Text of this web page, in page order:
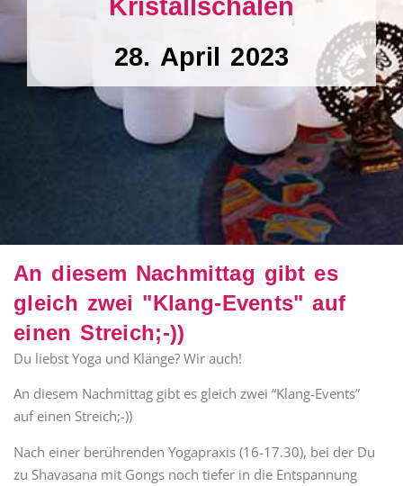
Kristallschalen
28. April 2023
An diesem Nachmittag gibt es
gleich zwei "Klang-Events" auf
einen Streich;-))
Du liebst Yoga und Klänge? Wir auch!
An diesem Nachmittag gibt es gleich zwei “Klang-Events”
auf einen Streich;-))
Nach einer berührenden Yogapraxis (16-17.30), bei der Du
zu Shavasana mit Gongs noch tiefer in die Entspannung